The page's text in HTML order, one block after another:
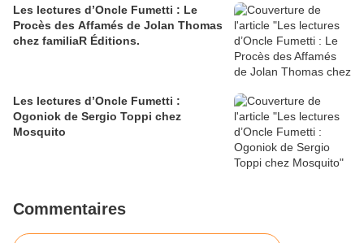
Les lectures d’Oncle Fumetti : Le
Procès des Affamés de Jolan Thomas
chez familiaR Éditions.
Les lectures d’Oncle Fumetti :
Ogoniok de Sergio Toppi chez
Mosquito
Commentaires